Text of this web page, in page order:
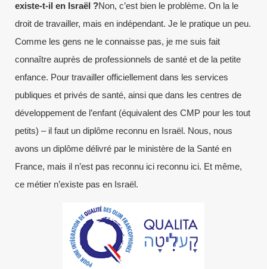
existe-t-il en Israël ?Non, c’est bien le problème. On la le
droit de travailler, mais en indépendant. Je le pratique un peu.
Comme les gens ne le connaisse pas, je me suis fait
connaître auprès de professionnels de santé et de la petite
enfance. Pour travailler officiellement dans les services
publiques et privés de santé, ainsi que dans les centres de
développement de l’enfant (équivalent des CMP pour les tout
petits) – il faut un diplôme reconnu en Israël. Nous, nous
avons un diplôme délivré par le ministère de la Santé en
France, mais il n’est pas reconnu ici reconnu ici. Et même,
ce métier n’existe pas en Israël.